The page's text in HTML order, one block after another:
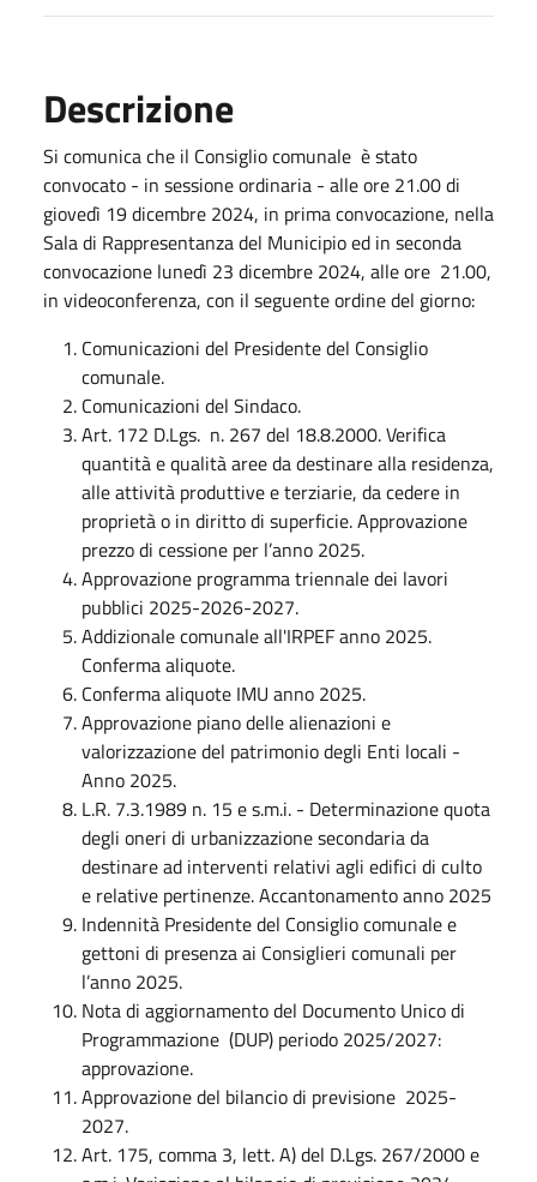
Descrizione
Si comunica che il Consiglio comunale è stato
convocato - in sessione ordinaria - alle ore 21.00 di
giovedì 19 dicembre 2024, in prima convocazione, nella
Sala di Rappresentanza del Municipio ed in seconda
convocazione lunedì 23 dicembre 2024, alle ore 21.00,
in videoconferenza, con il seguente ordine del giorno:
Comunicazioni del Presidente del Consiglio
comunale.
Comunicazioni del Sindaco.
Art. 172 D.Lgs. n. 267 del 18.8.2000. Verifica
quantità e qualità aree da destinare alla residenza,
alle attività produttive e terziarie, da cedere in
proprietà o in diritto di superficie. Approvazione
prezzo di cessione per l’anno 2025.
Approvazione programma triennale dei lavori
pubblici 2025-2026-2027.
Addizionale comunale all'IRPEF anno 2025.
Conferma aliquote.
Conferma aliquote IMU anno 2025.
Approvazione piano delle alienazioni e
valorizzazione del patrimonio degli Enti locali -
Anno 2025.
L.R. 7.3.1989 n. 15 e s.m.i. - Determinazione quota
degli oneri di urbanizzazione secondaria da
destinare ad interventi relativi agli edifici di culto
e relative pertinenze. Accantonamento anno 2025
Indennità Presidente del Consiglio comunale e
gettoni di presenza ai Consiglieri comunali per
l’anno 2025.
Nota di aggiornamento del Documento Unico di
Programmazione (DUP) periodo 2025/2027:
approvazione.
Approvazione del bilancio di previsione 2025-
2027.
Art. 175, comma 3, lett. A) del D.Lgs. 267/2000 e